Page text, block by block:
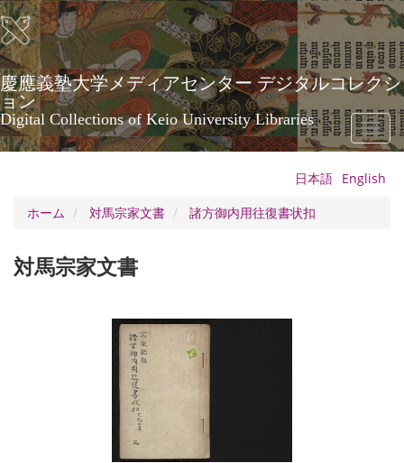
メ
イ
ン
コ
ン
テ
ン
ツ
に
慶應義塾大学メディアセンター デジタルコレクシ
ョン
Digital Collections of Keio University Libraries
Toggle
日本語 English
ホーム
対馬宗家文書 諸方御内用往復書状扣
対馬宗家文書